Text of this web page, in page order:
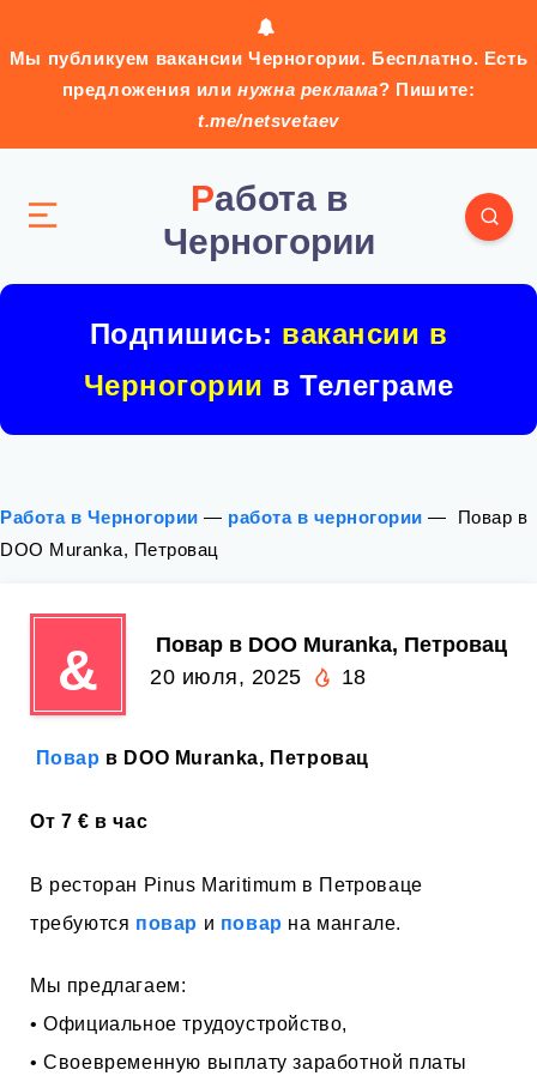
Мы публикуем вакансии Черногории. Бесплатно. Есть
предложения илинужна реклама? Пишите:
t.me/netsvetaev
Работа в
Черногории
Подпишись: вакансии в
Черногории в Телеграме
Работа в Черногории — работа в черногории —
‍ Повар в
DOO Muranka, Петровац
&
‍ Повар в DOO Muranka, Петровац
20 июля, 2025
18
Повар в DOO Muranka, Петровац
От 7 € в час
В ресторан Pinus Maritimum в Петроваце
требуются повар и повар на мангале.
Мы предлагаем:
• Официальное трудоустройство,
• Своевременную выплату заработной платы